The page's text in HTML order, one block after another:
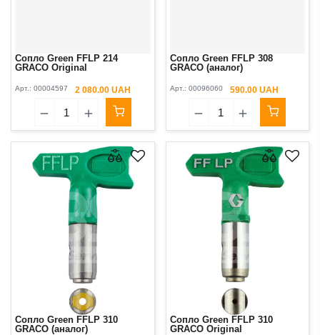
Сопло Green FFLP 214
GRACO Original
Арт.: 00004597 2 080.00 UAH
Сопло Green FFLP 308
GRACO (аналог)
Арт.: 00096060 590.00 UAH
Сопло Green FFLP 310
GRACO (аналог)
Сопло Green FFLP 310
GRACO Original